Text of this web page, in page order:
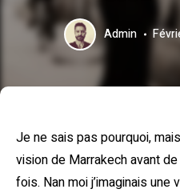
Admin
Je ne sais pas pourquoi,
vision de Marrakech avant
fois. Nan moi j’imaginais